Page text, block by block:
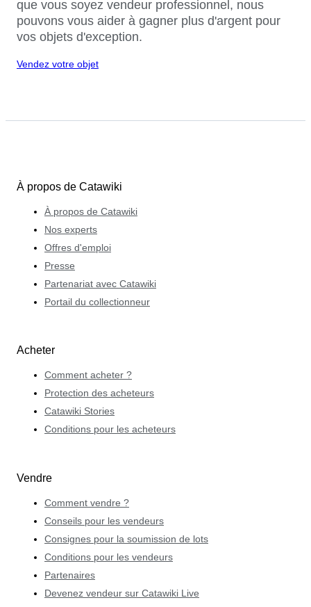
que vous soyez vendeur professionnel, nous
pouvons vous aider à gagner plus d'argent pour
vos objets d'exception.
Vendez votre objet
À propos de Catawiki
À propos de Catawiki
Nos experts
Offres d'emploi
Presse
Partenariat avec Catawiki
Portail du collectionneur
Acheter
Comment acheter ?
Protection des acheteurs
Catawiki Stories
Conditions pour les acheteurs
Vendre
Comment vendre ?
Conseils pour les vendeurs
Consignes pour la soumission de lots
Conditions pour les vendeurs
Partenaires
Devenez vendeur sur Catawiki Live